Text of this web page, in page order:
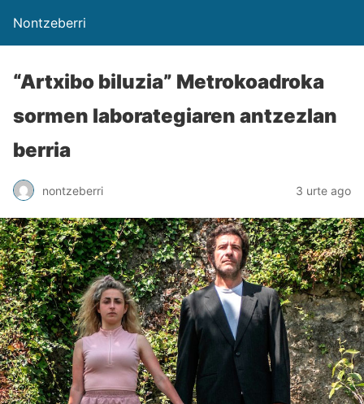
Nontzeberri
“Artxibo biluzia” Metrokoadroka
sormen laborategiaren antzezlan
berria
nontzeberri 3 urte ago